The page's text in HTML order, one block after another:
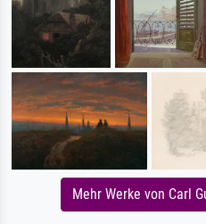
Mehr Werke von Carl